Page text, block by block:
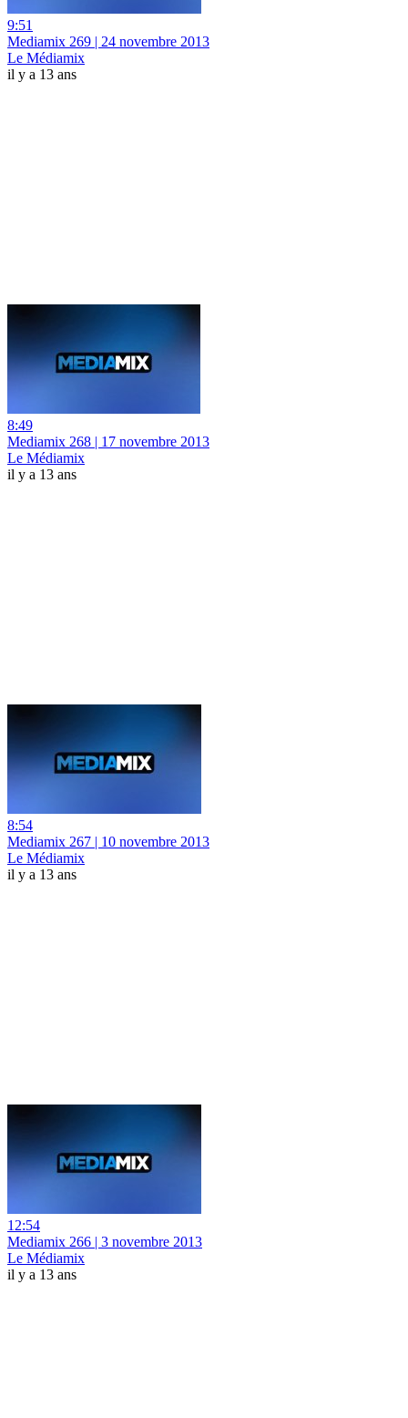
9:51
Mediamix 269 | 24 novembre 2013
Le Médiamix
il y a 13 ans
8:49
Mediamix 268 | 17 novembre 2013
Le Médiamix
il y a 13 ans
8:54
Mediamix 267 | 10 novembre 2013
Le Médiamix
il y a 13 ans
12:54
Mediamix 266 | 3 novembre 2013
Le Médiamix
il y a 13 ans